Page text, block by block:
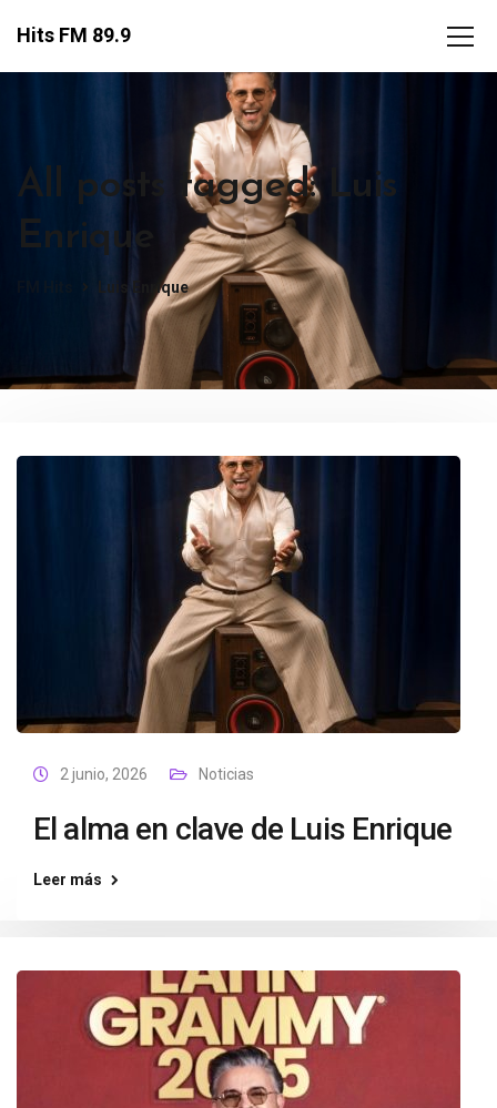
Hits FM 89.9
All posts tagged: Luis
Enrique
Luis Enrique
2 junio, 2026 Noticias
El alma en clave de Luis Enrique
Leer más